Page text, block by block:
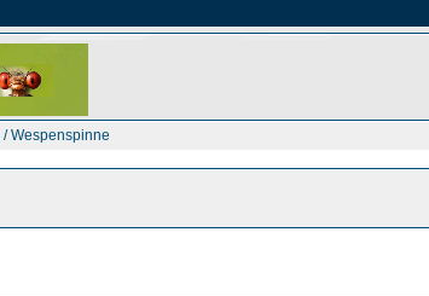
/ Wespenspinne